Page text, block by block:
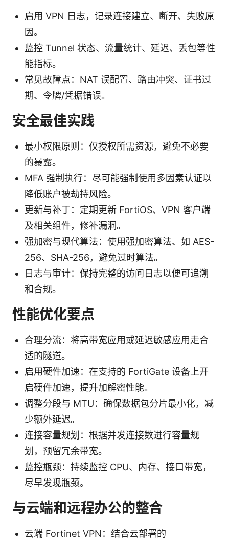
启用 VPN 日志，记录连接建立、断开、失败原
因。
监控 Tunnel 状态、流量统计、延迟、丢包等性
能指标。
常见故障点：NAT 误配置、路由冲突、证书过
期、令牌/凭据错误。
安全最佳实践
最小权限原则：仅授权所需资源，避免不必要
的暴露。
MFA 强制执行：尽可能强制使用多因素认证以
降低账户被劫持风险。
更新与补丁：定期更新 FortiOS、VPN 客户端
及相关组件，修补漏洞。
强加密与现代算法：使用强加密算法、如 AES-
256、SHA-256，避免过时算法。
日志与审计：保持完整的访问日志以便可追溯
和合规。
性能优化要点
合理分流：将高带宽应用或延迟敏感应用走合
适的隧道。
启用硬件加速：在支持的 FortiGate 设备上开
启硬件加速，提升加解密性能。
调整分段与 MTU：确保数据包分片最小化，减
少额外延迟。
连接容量规划：根据并发连接数进行容量规
划，预留冗余带宽。
监控瓶颈：持续监控 CPU、内存、接口带宽，
尽早发现瓶颈。
与云端和远程办公的整合
云端 Fortinet VPN：结合云部署的